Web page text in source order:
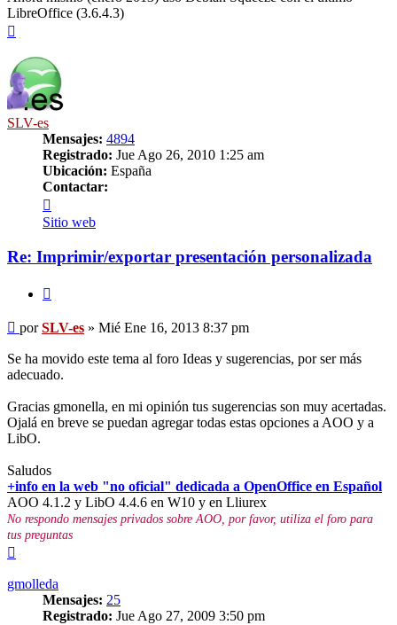
LibreOffice (3.6.4.3)
SLV-es
Mensajes: 4894
Registrado: Jue Ago 26, 2010 1:25 am
Ubicación: España
Contactar:
SLV-
es
Sitio web
Re: Imprimir/exportar presentación personalizada
Mensaje
porSLV-es » Mié Ene 16, 2013 8:37 pm
Se ha movido este tema al foro Ideas y sugerencias, por ser más
adecuado.
Gracias gmonella, en mi opinión tus sugerencias son muy acertadas.
Ojalá en breve se puedan agregar todas estas opciones a AOO y a
LibO.
Saludos
+info en la web "no oficial" dedicada a OpenOffice en Español
AOO 4.1.2 y LibO 4.4.6 en W10 y en Lliurex
No respondo mensajes privados sobre AOO, por favor, utiliza el foro para
tus preguntas
gmolleda
Mensajes: 25
Registrado: Jue Ago 27, 2009 3:50 pm